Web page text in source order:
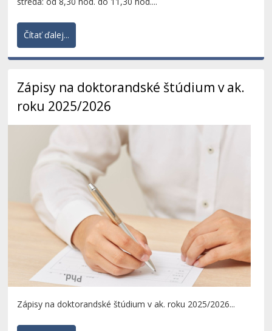
Čítať ďalej...
Zápisy na doktorandské štúdium v ak.
roku 2025/2026
Zápisy na doktorandské štúdium v ak. roku 2025/2026...